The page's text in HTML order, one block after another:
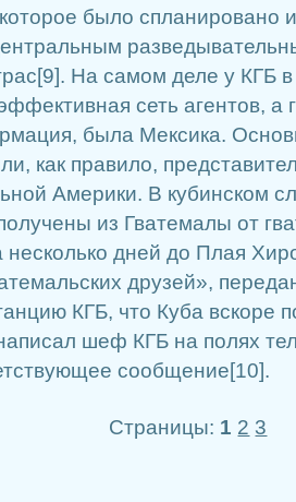
было спланировано
На самом деле у КГБ
сеть агентов, а
была Мексика.
как правило,
Америки. В кубинском
из Гватемалы от
несколько дней до Плая
друзей»,
КГБ, что Куба вскоре
шеф КГБ на полях
сообщение[10].
Страницы: 1 2 3